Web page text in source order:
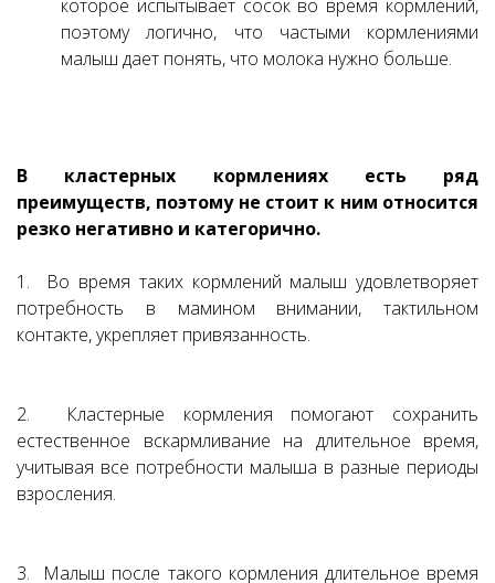
которое испытывает сосок во время кормлений,
поэтому логично, что частыми кормлениями
малыш дает понять, что молока нужно больше.
В кластерных кормлениях есть ряд
преимуществ, поэтому не стоит к ним относится
резко негативно и категорично.
1. Во время таких кормлений малыш удовлетворяет
потребность в мамином внимании, тактильном
контакте, укрепляет привязанность.
2. Кластерные кормления помогают сохранить
естественное вскармливание на длительное время,
учитывая все потребности малыша в разные периоды
взросления.
3. Малыш после такого кормления длительное время